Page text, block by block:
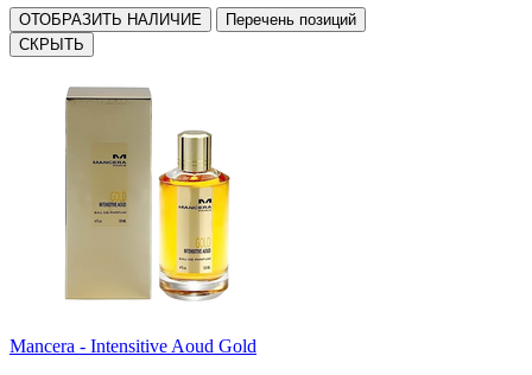
ОТОБРАЗИТЬ НАЛИЧИЕ
Перечень позиций
СКРЫТЬ
Mancera - Intensitive Aoud Gold